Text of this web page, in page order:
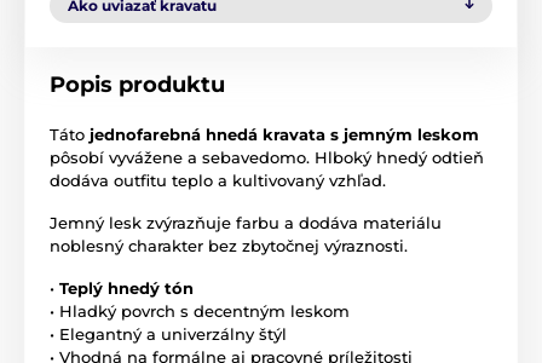
Ako uviazať kravatu
Popis produktu
Táto jednofarebná hnedá kravata s jemným leskom
pôsobí vyvážene a sebavedomo. Hlboký hnedý odtieň
dodáva outfitu teplo a kultivovaný vzhľad.
Jemný lesk zvýrazňuje farbu a dodáva materiálu
noblesný charakter bez zbytočnej výraznosti.
• Teplý hnedý tón
• Hladký povrch s decentným leskom
• Elegantný a univerzálny štýl
• Vhodná na formálne aj pracovné príležitosti